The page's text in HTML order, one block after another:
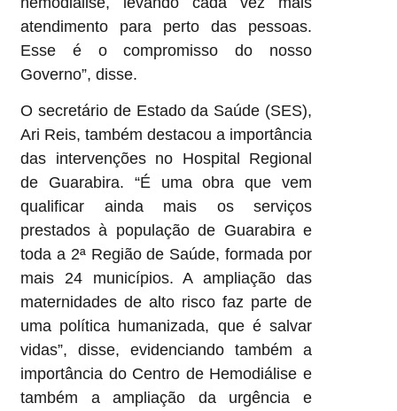
atendimento para perto das pessoas.
Esse é o compromisso do nosso
Governo”, disse.
O secretário de Estado da Saúde (SES),
Ari Reis, também destacou a importância
das intervenções no Hospital Regional
de Guarabira. “É uma obra que vem
qualificar ainda mais os serviços
prestados à população de Guarabira e
toda a 2ª Região de Saúde, formada por
mais 24 municípios. A ampliação das
maternidades de alto risco faz parte de
uma política humanizada, que é salvar
vidas”, disse, evidenciando também a
importância do Centro de Hemodiálise e
também a ampliação da urgência e